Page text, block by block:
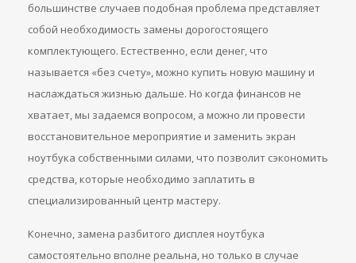
большинстве случаев подобная проблема представляет
собой необходимость замены дорогостоящего
комплектующего. Естественно, если денег, что
называется «без счету», можно купить новую машину и
наслаждаться жизнью дальше. Но когда финансов не
хватает, мы задаемся вопросом, а можно ли провести
восстановительное мероприятие и заменить экран
ноутбука собственными силами, что позволит сэкономить
средства, которые необходимо заплатить в
специализированный центр мастеру.
Конечно, замена разбитого дисплея ноутбука
самостоятельно вполне реальна, но только в случае